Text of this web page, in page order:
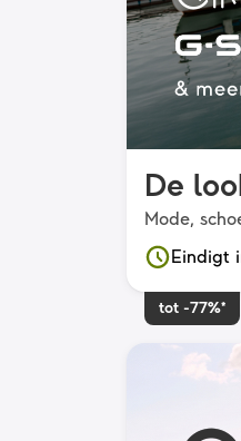
De
Mode,
Eindigt
tot -77%*